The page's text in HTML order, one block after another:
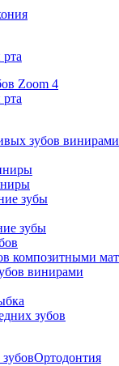
Zoom 4
зубов винирами
зубы
зубы
композитными
винирами
зубов
Ортодонтия